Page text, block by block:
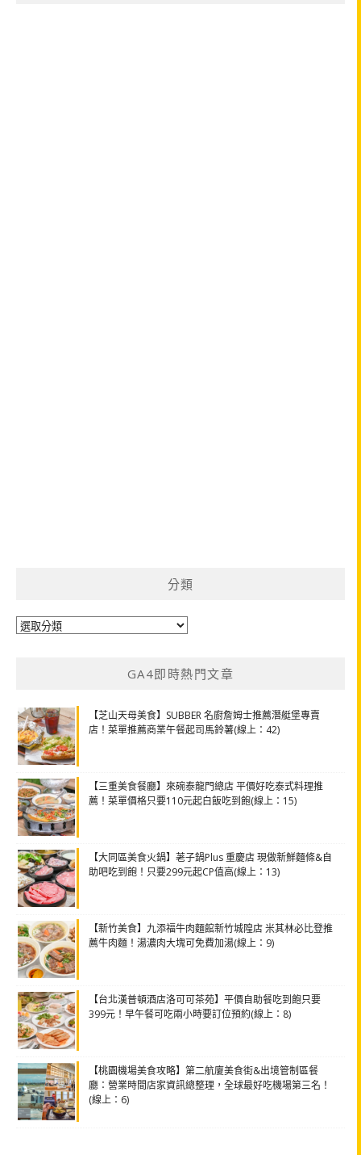
分類
分
GA4即時熱門文章
【芝山天母美食】SUBBER 名廚詹姆士推薦潛艇堡專賣
店！菜單推薦商業午餐起司馬鈴薯(線上：42)
【三重美食餐廳】來碗泰龍門總店 平價好吃泰式料理推
薦！菜單價格只要110元起白飯吃到飽(線上：15)
【大同區美食火鍋】荖子鍋Plus 重慶店 現做新鮮麵條&自
助吧吃到飽！只要299元起CP值高(線上：13)
【新竹美食】九添福牛肉麵館新竹城隍店 米其林必比登推
薦牛肉麵！湯濃肉大塊可免費加湯(線上：9)
【台北漢普頓酒店洛可可茶苑】平價自助餐吃到飽只要
399元！早午餐可吃兩小時要訂位預約(線上：8)
【桃園機場美食攻略】第二航廈美食街&出境管制區餐
廳：營業時間店家資訊總整理，全球最好吃機場第三名！
(線上：6)